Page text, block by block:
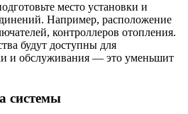
место установки и
Например, расположение
контроллеров отопления.
будут доступны для
и обслуживания — это уменьшит
системы